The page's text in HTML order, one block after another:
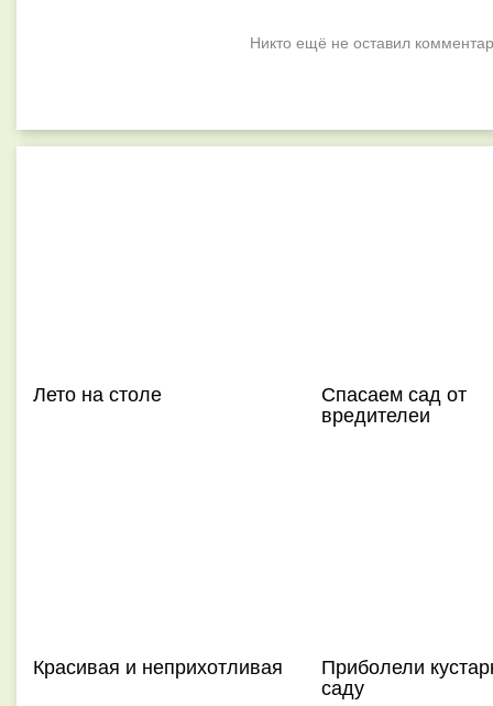
Никто ещё не оставил
Лето на столе Спасаем сад от
вредителеи
Красивая и неприхотливая Приболели
саду